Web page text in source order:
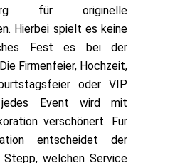
für originelle
Hierbei spielt es keine
Fest es bei der
Firmenfeier, Hochzeit,
oder VIP
Event wird mit
verschönert. Für
entscheidet der
Stepp, welchen Service